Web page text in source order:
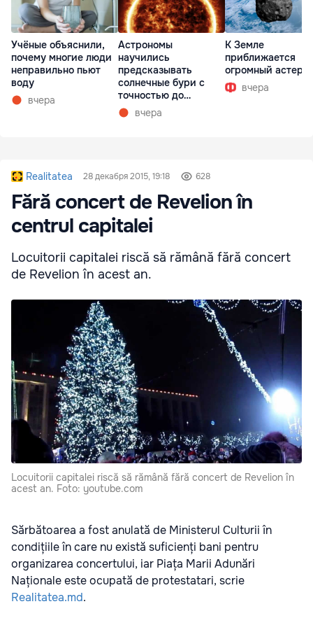
Учёные объяснили,
почему многие люди
неправильно пьют
воду
вчера
Астрономы
научились
предсказывать
солнечные бури с
точностью до
получаса
вчера
К Земле
приближается
огромный
вчера
Realitatea 28 декабря 2015, 19:18 628
Fără concert de Revelion în
centrul capitalei
Locuitorii capitalei riscă să rămână fără concert
de Revelion în acest an.
Locuitorii capitalei riscă să rămână fără concert de Revelion în
acest an. Foto: youtube.com
Sărbătoarea a fost anulată de Ministerul Culturii în
condițiile în care nu există suficienți bani pentru
organizarea concertului, iar Piața Marii Adunări
Naționale este ocupată de protestatari, scrie
Realitatea.md.